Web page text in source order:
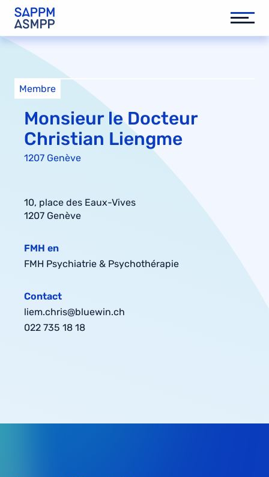
Membre
Monsieur le Docteur
Christian Liengme
1207 Genève
10, place des Eaux-Vives
1207 Genève
FMH en
FMH Psychiatrie & Psychothérapie
Contact
liem.chris@bluewin.ch
022 735 18 18